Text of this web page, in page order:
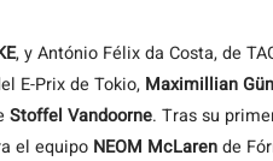
, y António Félix da Costa, de
E-Prix de Tokio, Maximillian
Stoffel Vandoorne. Tras su
el equipo NEOM McLarende